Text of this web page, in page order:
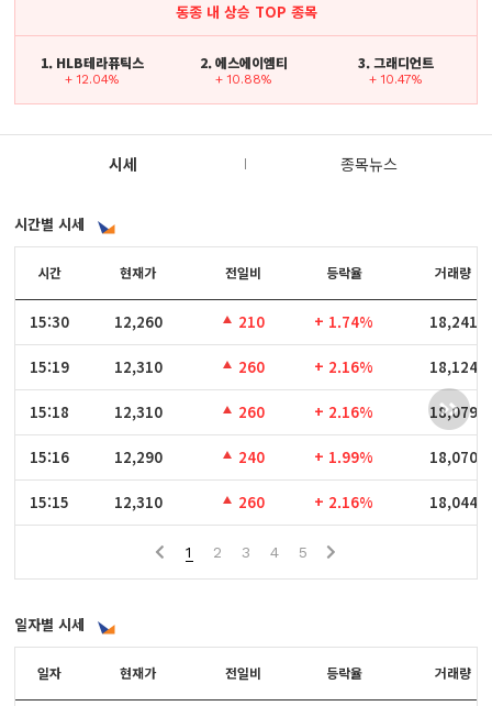
동종 내 상승 TOP 종목
1. HLB테라퓨틱스
+ 12.04%
2. 에스에이엠티
+ 10.88%
3. 그래디언트
+ 10.47%
시세 종목뉴스
시간별 시세
시간
15:30
15:19
15:18
15:16
15:15
시간 현재가 전일비 등락율 거래량
15:30 12,260 210 + 1.74% 18,241
15:19 12,310 260 + 2.16% 18,124
15:18 12,310 260 + 2.16% 18,079
15:16 12,290 240 + 1.99% 18,070
15:15 12,310 260 + 2.16% 18,044
1 2 3 4 5
일자별 시세
일자
일자 현재가 전일비 등락율 거래량